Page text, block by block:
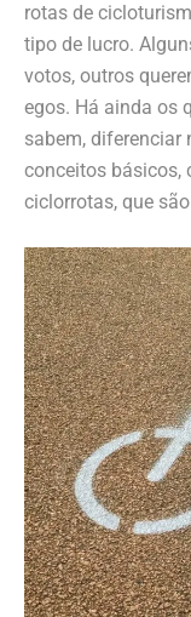
rotas de
tipo de lucro.
votos, outros
egos. Há ainda os
sabem,
conceitos básicos,
ciclorrotas, que